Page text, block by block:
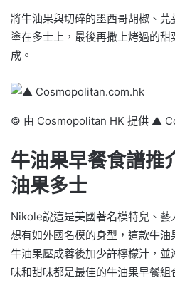
將牛油果與切碎的墨西哥胡椒、
塗在多士上，最後再撒上烤過的
成。
© 由 Cosmopolitan HK 提供 ▲
牛油果早餐食譜推
油果多士
Nikole說這是美國著名模特兒、
想有如外國名模的身型，這款牛
牛油果壓成蓉後加少許檸檬汁，
味和甜味都是最佳的牛油果早餐組